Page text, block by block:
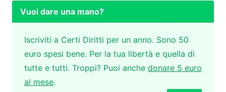
Vuoi dare una mano?
Iscriviti a Certi Diritti per un anno. Sono 50
euro spesi bene. Per la tua libertà e quella di
tutte e tutti. Troppi? Puoi anche donare 5 euro
al mese.